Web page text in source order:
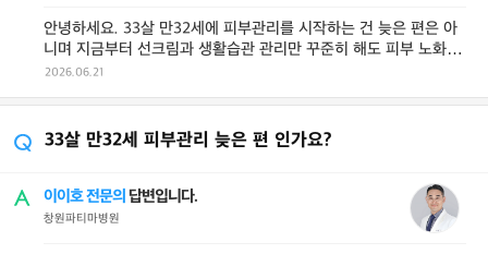
안녕하세요. 33살 만32세에 피부관리를 시작하는 건 늦은 편은 아
니며 지금부터 선크림과 생활습관 관리만 꾸준히 해도 피부 노화를
예방하는 데 충분히 효 ...
2026.06.21
33살 만32세 피부관리 늦은 편 인가요?
이이호 전문의 답변입니다.
창원파티마병원